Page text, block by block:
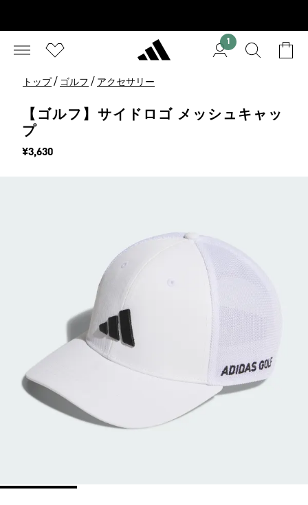
1
トップ / ゴルフ / アクセサリー
【ゴルフ】サイドロゴ メッシュキャッ
プ
価格
¥3,630